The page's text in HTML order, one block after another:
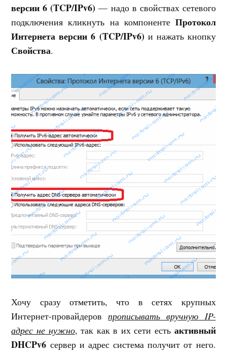
версии 6 (TCP/IPv6) — надо в свойствах сетевого
подключения кликнуть на компоненте Протокол
Интернета версии 6 (TCP/IPv6)и нажать кнопку
Свойства.
Хочу сразу отметить, что в сетях крупных
Интернет-провайдеровпрописывать вручную IP-
адрес не нужно, так как в их сети есть активный
DHCPv6 сервер и адрес система получит от него.